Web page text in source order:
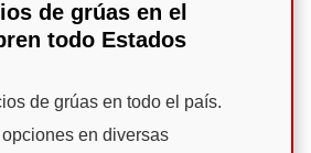
de grúas en el
todo Estados
de grúas en todo el país.
en diversas